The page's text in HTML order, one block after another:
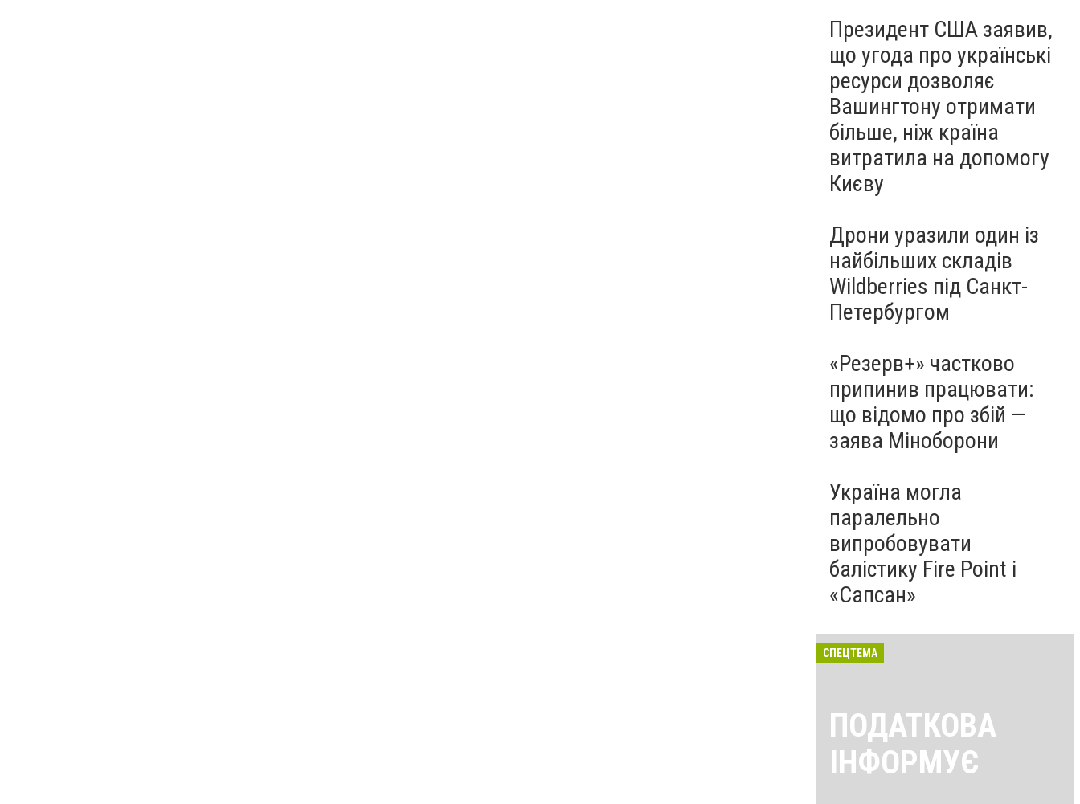
Президент США заявив,
що угода про українські
ресурси дозволяє
Вашингтону отримати
більше, ніж країна
витратила на допомогу
Києву
Дрони уразили один із
найбільших складів
Wildberries під Санкт-
Петербургом
«Резерв+» частково
припинив працювати:
що відомо про збій —
заява Міноборони
Україна могла
паралельно
випробовувати
балістику Fire Point і
«Сапсан»
СПЕЦТЕМА
ПОДАТКОВА
ІНФОРМУЄ